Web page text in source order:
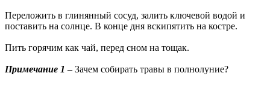
Переложить в глинянный сосуд, залить ключевой водой и
поставить на солнце. В конце дня вскипятить на костре.
Пить горячим как чай, перед сном на тощак.
Примечание 1 – Зачем собирать травы в полнолуние?